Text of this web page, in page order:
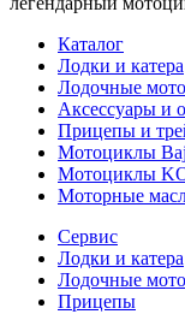
Каталог
Лодки и катера
Лодочные
Аксессуары и
Прицепы и
Мотоциклы
Мотоциклы
Моторные
Сервис
Лодки и катера
Лодочные
Прицепы